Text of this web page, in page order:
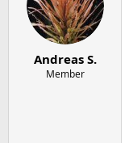
Andreas S.
Member